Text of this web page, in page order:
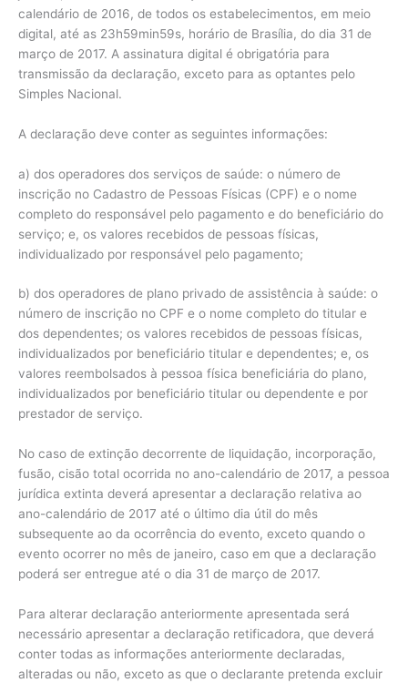
calendário de 2016, de todos os estabelecimentos, em meio
digital, até as 23h59min59s, horário de Brasília, do dia 31 de
março de 2017. A assinatura digital é obrigatória para
transmissão da declaração, exceto para as optantes pelo
Simples Nacional.
A declaração deve conter as seguintes informações:
a) dos operadores dos serviços de saúde: o número de
inscrição no Cadastro de Pessoas Físicas (CPF) e o nome
completo do responsável pelo pagamento e do beneficiário do
serviço; e, os valores recebidos de pessoas físicas,
individualizado por responsável pelo pagamento;
b) dos operadores de plano privado de assistência à saúde: o
número de inscrição no CPF e o nome completo do titular e
dos dependentes; os valores recebidos de pessoas físicas,
individualizados por beneficiário titular e dependentes; e, os
valores reembolsados à pessoa física beneficiária do plano,
individualizados por beneficiário titular ou dependente e por
prestador de serviço.
No caso de extinção decorrente de liquidação, incorporação,
fusão, cisão total ocorrida no ano-calendário de 2017, a pessoa
jurídica extinta deverá apresentar a declaração relativa ao
ano-calendário de 2017 até o último dia útil do mês
subsequente ao da ocorrência do evento, exceto quando o
evento ocorrer no mês de janeiro, caso em que a declaração
poderá ser entregue até o dia 31 de março de 2017.
Para alterar declaração anteriormente apresentada será
necessário apresentar a declaração retificadora, que deverá
conter todas as informações anteriormente declaradas,
alteradas ou não, exceto as que o declarante pretenda excluir